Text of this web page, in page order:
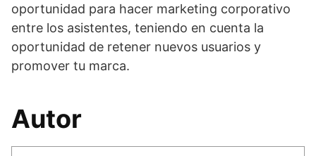
oportunidad para hacer marketing corporativo
entre los asistentes, teniendo en cuenta la
oportunidad de retener nuevos usuarios y
promover tu marca.
Autor